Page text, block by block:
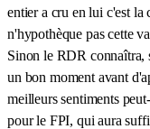
entier a cru en lui c'est la
n'hypothèque pas cette
Sinon le RDR connaîtra,
un bon moment avant
meilleurs sentiments
pour le FPI, qui aura